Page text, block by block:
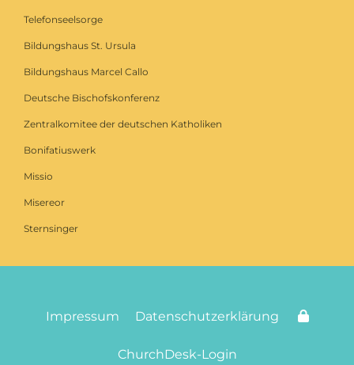
Telefonseelsorge
Bildungshaus St. Ursula
Bildungshaus Marcel Callo
Deutsche Bischofskonferenz
Zentralkomitee der deutschen Katholiken
Bonifatiuswerk
Missio
Misereor
Sternsinger
Impressum Datenschutzerklärung
ChurchDesk-Login